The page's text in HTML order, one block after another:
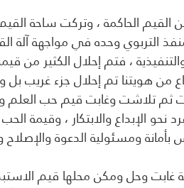
الحاكمة ، وتركت ساحة
التربوي وحده في مواجهة آلة
، فتم إحلال الكثير من
من هويتنا تم إحلال جزء غريب بل
ثم تلاشت وغابت قيم حب العلم
الإبداع والابتكار ، وقيمة
ومسئولية الدعوة والإصلاح
غابت وحل ومكن محلها قيم